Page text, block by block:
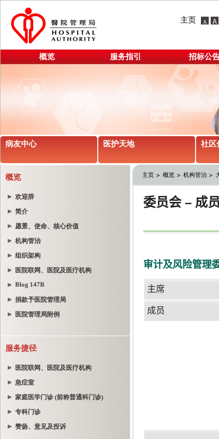
主页
概览 服务指引 招标公
病友中心 医护天地 社区
概览
欢迎辞
简介
愿景、使命、核心价值
机构管治
组织架构
医院联网、医院及医疗机构
Blog 147B
捐款予医院管理局
医院管理局附例
服务捷径
医院联网、医院及医疗机构
急症室
家庭医学门诊 (前称普通科门诊)
专科门诊
赞扬、意见及投诉
主页 概览 机构管治